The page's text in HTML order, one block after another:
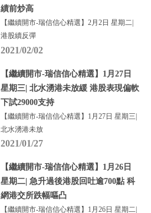
績前炒高
【繼續開市-瑞信信心精選】2月2日 星期二|
港股續反彈
2021/02/02
【繼續開市-瑞信信心精選】1月27日
星期三| 北水湧港未放緩 港股表現偏軟
下試29000支持
【繼續開市-瑞信信心精選】1月27日 星期三|
北水湧港未放
2021/01/27
【繼續開市-瑞信信心精選】1月26日
星期二| 急升過後港股回吐逾700點 科
網港交所跌幅嘔凸
【繼續開市-瑞信信心精選】1月26日 星期二|